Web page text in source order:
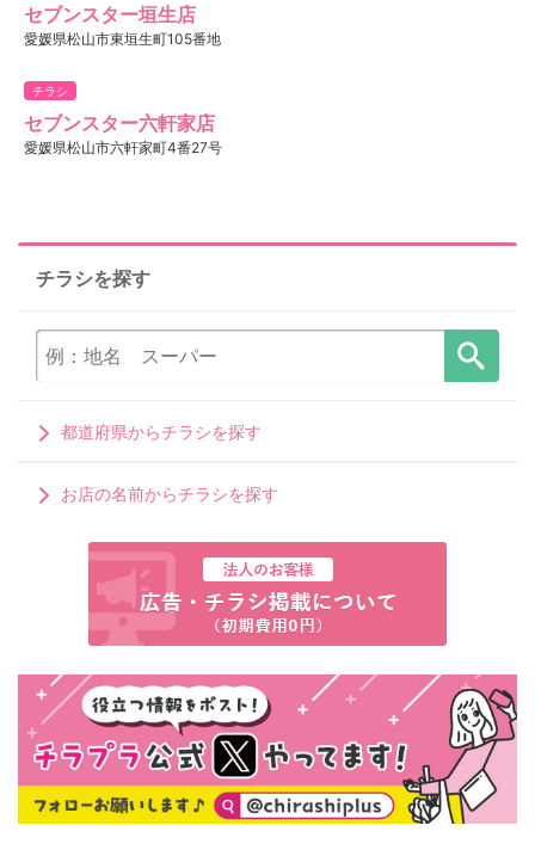
セブンスター垣生店
愛媛県松山市東垣生町105番地
チラシ
セブンスター六軒家店
愛媛県松山市六軒家町4番27号
チラシを探す
都道府県からチラシを探す
お店の名前からチラシを探す